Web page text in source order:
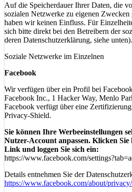
Auf die Speicherdauer Ihrer Daten, die
sozialen Netzwerke zu eigenen Zwecken
haben wir keinen Einfluss. Für
sich bitte direkt bei den Betreibern der
deren Datenschutzerklärung, siehe unten).
Soziale Netzwerke im Einzelnen
Facebook
Wir verfügen über ein Profil bei
Facebook Inc., 1 Hacker Way, Menlo
Facebook verfügt über eine
Privacy-Shield.
Sie können Ihre Werbeeinstellungen
Nutzer-Account anpassen. Klicken
Link und loggen Sie sich ein:
https://www.facebook.com/
Details entnehmen Sie der
https://www.facebook.com/about/privacy/